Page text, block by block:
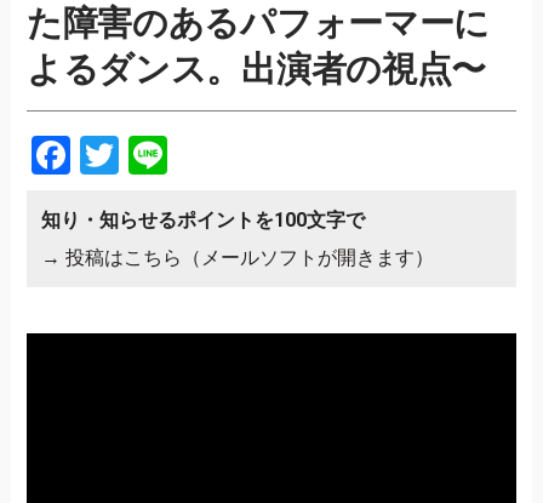
た障害のあるパフォーマーに
よるダンス。出演者の視点〜
Facebook
Twitter
Line
知り・知らせるポイントを100文字で
→ 投稿はこちら（メールソフトが開きます）